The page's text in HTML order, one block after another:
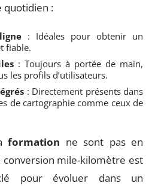
quotidien :
: Idéales pour obtenir un
fiable.
: Toujours à portée de main,
les profils d’utilisateurs.
: Directement présents dans
de cartographie comme ceux de
formation ne sont pas en
mile-kilomètre est
pour évoluer dans un